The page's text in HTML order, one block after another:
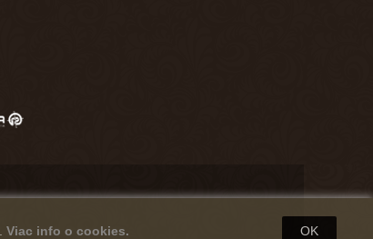
Viac info o cookies. OK